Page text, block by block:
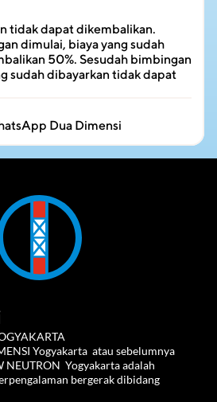
tidak dapat dikembalikan.
dimulai, biaya yang sudah
50%. Sesudah bimbingan
sudah dibayarkan tidak dapat
Dua Dimensi
Yogyakarta  atau sebelumnya
Yogyakarta adalah
bergerak dibidang